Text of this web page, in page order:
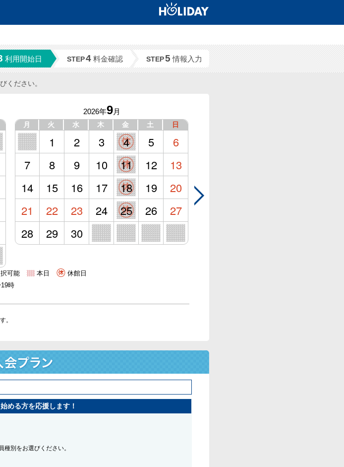
利用開始日 STEP4 料金確認 STEP5 情報入力
ください。
2026年9月
月 火 水 木 金 土 日
1 2 3 4 5
6
7
8 9 10 11 12
13
14
15 16 17 18 19
20
21
22 23 24 25 26
27
28
29 30
可能 本日 休館日
時
。
める方を応援します！
別をお選びください。